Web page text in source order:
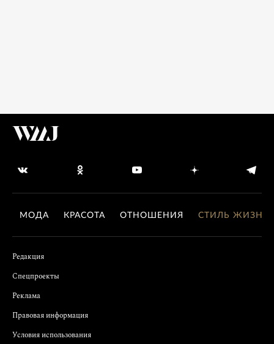
МОДА КРАСОТА ОТНОШЕНИЯ СТИЛЬ ЖИЗНИ
Редакция
Спецпроекты
Реклама
Правовая информация
Условия использования